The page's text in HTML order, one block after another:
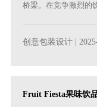
桥梁。在竞争激烈的
创意包装设计 |
Fruit Fiesta果味饮